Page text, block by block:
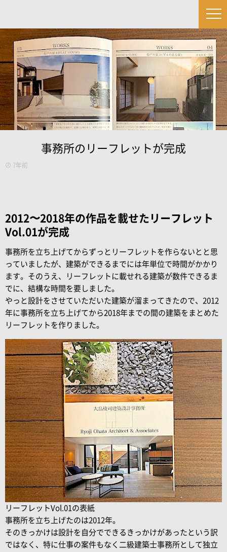
事務所のリーフレットが完成
7年前
2012〜2018年の作品を載せたリーフレット
Vol.01が完成
事務所を立ち上げてからずっとリーフレットを作らないとと思
っていましたが、建築ができるまでには年単位で時間がかかり
ます。そのうえ、リーフレットに載せれる建築が数件できるま
でに、結構な時間を要しました。
やっと設計をさせていただいた建築が溜まってきたので、2012
年に事務所を立ち上げてから2018年までの間の建築をまとめた
リーフレットを作りました。
リーフレットVol.01の表紙
事務所を立ち上げたのは2012年。
そのきっかけは設計を自分でできるきっかけがあったという訳
ではなく、特に仕事の案件もなく二級建築士事務所として独立